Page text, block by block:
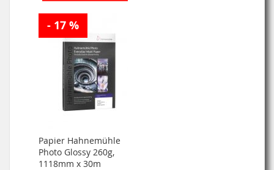
- 17 %
Papier Hahnemühle
Photo Glossy 260g,
1118mm x 30m